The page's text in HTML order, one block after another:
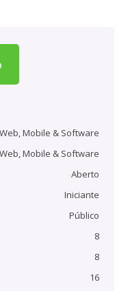
Web, Mobile & Software
Mobile & Software
Aberto
Iniciante
Público
8
8
16